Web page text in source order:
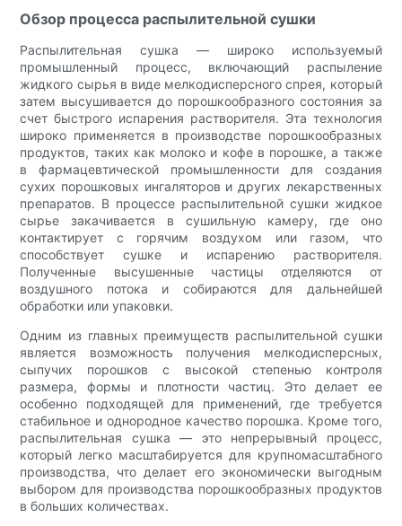
Обзор процесса распылительной сушки
Распылительная сушка — широко используемый
промышленный процесс, включающий распыление
жидкого сырья в виде мелкодисперсного спрея, который
затем высушивается до порошкообразного состояния за
счет быстрого испарения растворителя. Эта технология
широко применяется в производстве порошкообразных
продуктов, таких как молоко и кофе в порошке, а также
в фармацевтической промышленности для создания
сухих порошковых ингаляторов и других лекарственных
препаратов. В процессе распылительной сушки жидкое
сырье закачивается в сушильную камеру, где оно
контактирует с горячим воздухом или газом, что
способствует сушке и испарению растворителя.
Полученные высушенные частицы отделяются от
воздушного потока и собираются для дальнейшей
обработки или упаковки.
Одним из главных преимуществ распылительной сушки
является возможность получения мелкодисперсных,
сыпучих порошков с высокой степенью контроля
размера, формы и плотности частиц. Это делает ее
особенно подходящей для применений, где требуется
стабильное и однородное качество порошка. Кроме того,
распылительная сушка — это непрерывный процесс,
который легко масштабируется для крупномасштабного
производства, что делает его экономически выгодным
выбором для производства порошкообразных продуктов
в больших количествах.